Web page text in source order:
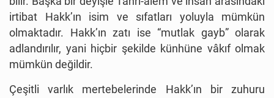
irtibat Hakk’ın isim ve sıfatları yoluyla mümkün
olmaktadır. Hakk’ın zatı ise “mutlak gayb” olarak
adlandırılır, yani hiçbir şekilde künhüne vâkıf olmak
mümkün değildir.
Çeşitli varlık mertebelerinde Hakk’ın bir zuhuru